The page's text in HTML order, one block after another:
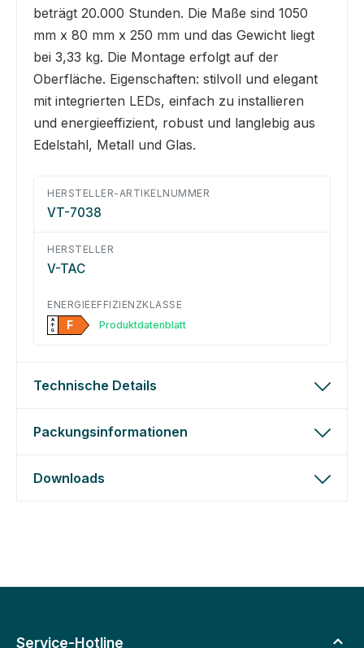
beträgt 20.000 Stunden. Die Maße sind 1050
mm x 80 mm x 250 mm und das Gewicht liegt
bei 3,33 kg. Die Montage erfolgt auf der
Oberfläche. Eigenschaften: stilvoll und elegant
mit integrierten LEDs, einfach zu installieren
und energieeffizient, robust und langlebig aus
Edelstahl, Metall und Glas.
HERSTELLER-ARTIKELNUMMER
VT-7038
HERSTELLER
V-TAC
ENERGIEEFFIZIENZKLASSE
A
↑
G F Produktdatenblatt
Technische Details
Packungsinformationen
Downloads
Service-Hotline